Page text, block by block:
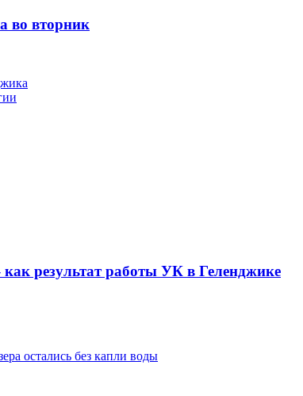
во вторник
результат работы УК в Геленджике
остались без капли воды